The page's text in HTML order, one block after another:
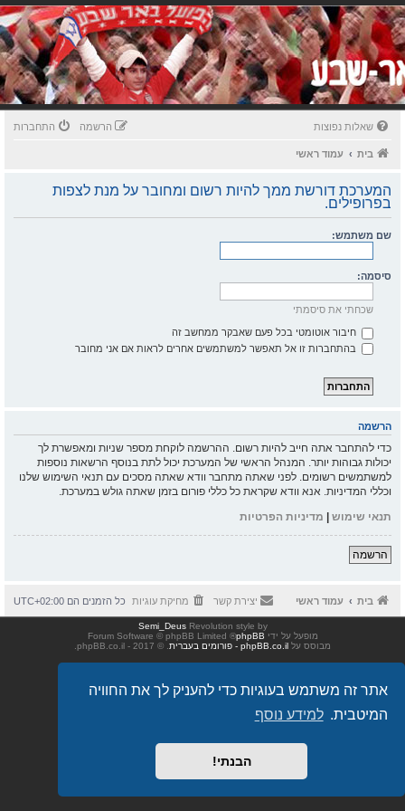
אתר זה משתמש בעוגיות כדי להעניק לך את החוויה
המיטבית. למידע נוסף
הבנתי!
שאלות נפוצות התחברות הרשמה
בית עמוד ראשי
המערכת דורשת ממך להיות רשום ומחובר על מנת לצפות
בפרופילים.
שם משתמש:
סיסמה:
שכחתי את סיסמתי
חיבור אוטומטי בכל פעם שאבקר ממחשב זה
בהתחברות זו אל תאפשר למשתמשים אחרים לראות אם אני מחובר
הרשמה
כדי להתחבר אתה חייב להיות רשום. ההרשמה לוקחת מספר שניות ומאפשרת לך
יכולות גבוהות יותר. המנהל הראשי של המערכת יכול לתת בנוסף הרשאות נוספות
למשתמשים רשומים. לפני שאתה מתחבר וודא שאתה מסכים עם תנאי השימוש שלנו
וכללי המדיניות. אנא וודא שקראת כל כללי פורום בזמן שאתה גולש במערכת.
תנאי שימוש | מדיניות הפרטיות
הרשמה
בית עמוד ראשי כל הזמנים הם UTC+02:00 מחיקת עוגיות יצירת קשר
Revolution style by
Semi_Deus
מופעל על ידי phpBB
® Forum Software © phpBB Limited
מבוסס על phpBB.co.il - פורומים בעברית . © 2017 - phpBB.co.il.